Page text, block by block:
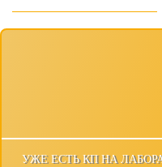
УЖЕ ЕСТЬ КП НА